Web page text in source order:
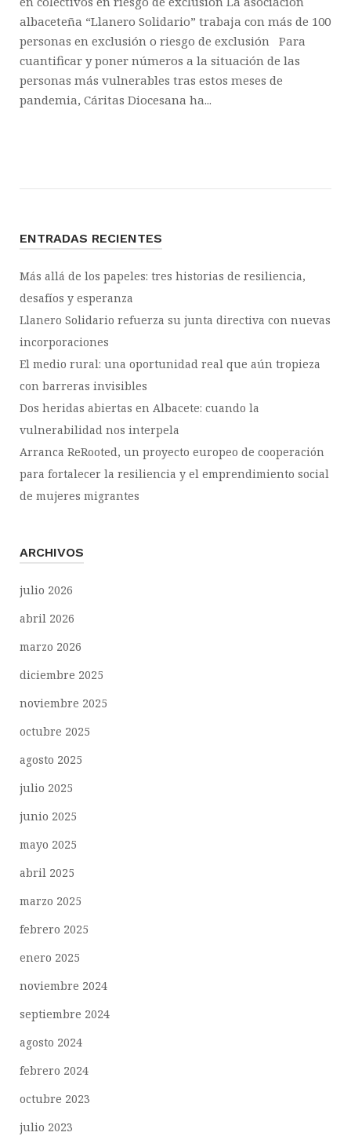
albaceteña “Llanero Solidario” trabaja con más de 100
personas en exclusión o riesgo de exclusión Para
cuantificar y poner números a la situación de las
personas más vulnerables tras estos meses de
pandemia, Cáritas Diocesana ha...
ENTRADAS RECIENTES
Más allá de los papeles: tres historias de resiliencia,
desafíos y esperanza
Llanero Solidario refuerza su junta directiva con nuevas
incorporaciones
El medio rural: una oportunidad real que aún tropieza
con barreras invisibles
Dos heridas abiertas en Albacete: cuando la
vulnerabilidad nos interpela
Arranca ReRooted, un proyecto europeo de cooperación
para fortalecer la resiliencia y el emprendimiento social
de mujeres migrantes
ARCHIVOS
julio 2026
abril 2026
marzo 2026
diciembre 2025
noviembre 2025
octubre 2025
agosto 2025
julio 2025
junio 2025
mayo 2025
abril 2025
marzo 2025
febrero 2025
enero 2025
noviembre 2024
septiembre 2024
agosto 2024
febrero 2024
octubre 2023
julio 2023